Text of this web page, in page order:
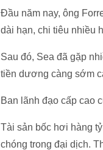
Đầu năm nay, ông
dài hạn, chi tiêu nhiều
Sau đó, Sea đã gặp
tiền dương càng sớm
Ban lãnh đạo cấp cao
Tài sản bốc hơi hàng
chóng trong đại dịch.